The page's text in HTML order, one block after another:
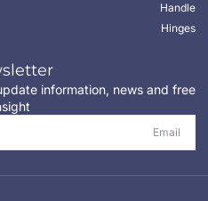
Handle
Hinges
information, news and free